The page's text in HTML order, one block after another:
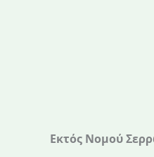
Εκτός Νομού